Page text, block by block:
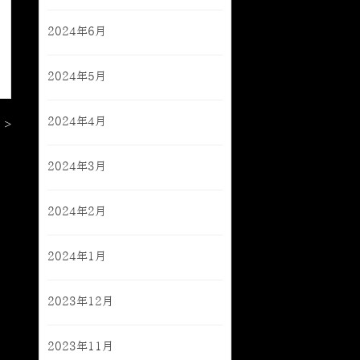
>
2024年6月
2024年5月
2024年4月
2024年3月
2024年2月
2024年1月
2023年12月
2023年11月